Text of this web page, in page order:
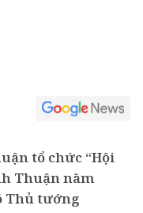
tổ chức “Hội
Thuận năm
Thủ tướng